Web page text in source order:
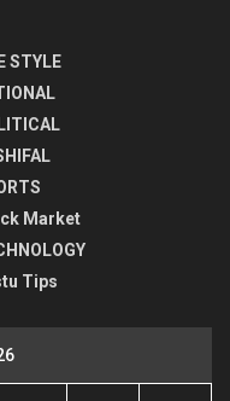
STYLE
Market
Tips